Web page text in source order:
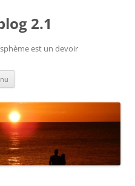
2.1
est un devoir